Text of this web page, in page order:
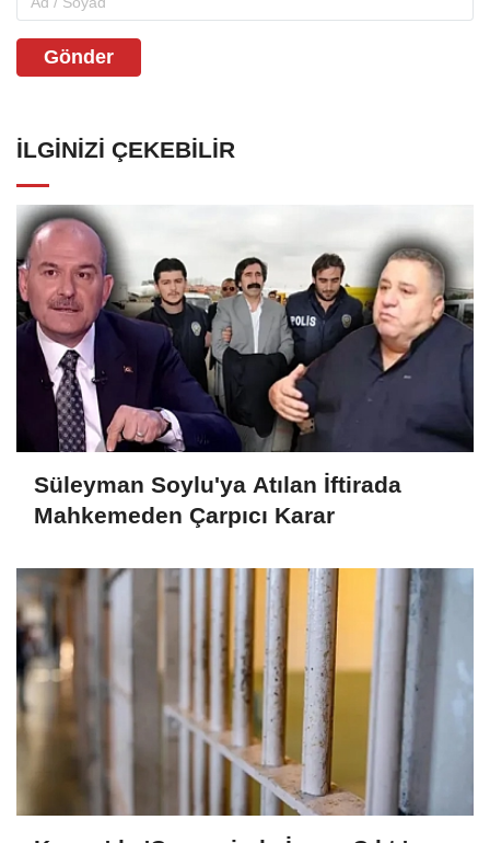
Gönder
İLGINIZI ÇEKEBILIR
Süleyman Soylu'ya Atılan İftirada
Mahkemeden Çarpıcı Karar